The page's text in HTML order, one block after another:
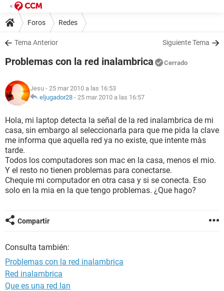
Foros Redes
Tema Anterior Siguiente Tema
Problemas con la red inalambrica Cerrado
Jesu - 25 mar 2010 a las 16:53
eljugador28 - 25 mar 2010 a las 16:57
Hola, mi laptop detecta la señal de la red inalambrica de mi
casa, sin embargo al seleccionarla para que me pida la clave
me informa que aquella red ya no existe, que intente màs
tarde.
Todos los computadores son mac en la casa, menos el mio.
Y el resto no tienen problemas para conectarse.
Chequie mi computador en otra casa y si se conecta. Eso
solo en la mia en la que tengo problemas. ¿Que hago?
Compartir
Consulta también:
Problemas con la red inalambrica
Red inalambrica
Que es una red lan